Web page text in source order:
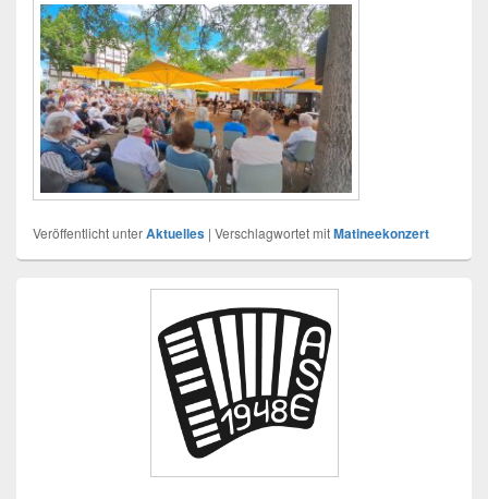
Veröffentlicht unterAktuelles | Verschlagwortet mitMatineekonzert